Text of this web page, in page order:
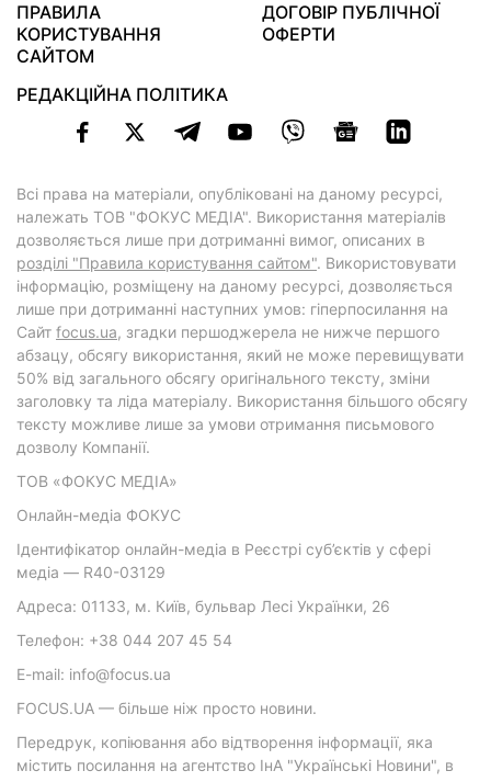
ПРАВИЛА
КОРИСТУВАННЯ
САЙТОМ
ДОГОВІР ПУБЛІЧНОЇ
ОФЕРТИ
РЕДАКЦІЙНА ПОЛІТИКА
Всі права на матеріали, опубліковані на даному ресурсі,
належать ТОВ "ФОКУС МЕДІА". Використання матеріалів
дозволяється лише при дотриманні вимог, описаних в
розділі "Правила користування сайтом". Використовувати
інформацію, розміщену на даному ресурсі, дозволяється
лише при дотриманні наступних умов: гіперпосилання на
Cайт focus.ua, згадки першоджерела не нижче першого
абзацу, обсягу використання, який не може перевищувати
50% від загального обсягу оригінального тексту, зміни
заголовку та ліда матеріалу. Використання більшого обсягу
тексту можливе лише за умови отримання письмового
дозволу Компанії.
ТОВ «ФОКУС МЕДІА»
Онлайн-медіа ФОКУС
Ідентифікатор онлайн-медіа в Реєстрі суб’єктів у сфері
медіа — R40-03129
Адреса: 01133, м. Київ, бульвар Лесі Українки, 26
Телефон: +38 044 207 45 54
E-mail: info@focus.ua
FOCUS.UA — більше ніж просто новини.
Передрук, копіювання або відтворення інформації, яка
містить посилання на агентство ІнА "Українські Новини", в